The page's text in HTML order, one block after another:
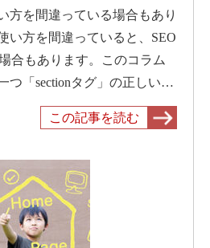
方を間違っている場合もあり
い方を間違っていると、SEO
合もあります。このコラム
つ「sectionタグ」の正しい…
この記事を読む